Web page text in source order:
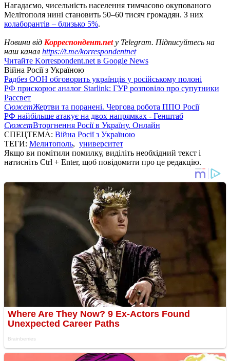
Нагадаємо, чисельність населення тимчасово окупованого
Мелітополя нині становить 50–60 тисяч громадян. З них
колаборантів – близько 5%.
Новини від Корреспондент.netу Telegram. Підписуйтесь на
наш канал https://t.me/korrespondentnet
Читайте Korrespondent.net в Google News
Війна Росії з Україною
Радбез ООН обговорить українців у російському полоні
РФ прискорює аналог Starlink: ГУР розповіло про супутники
Рассвет
СюжетЖертви та поранені. Чергова робота ППО Росії
РФ найбільше атакує на двох напрямках - Генштаб
СюжетВторгнення Росії в Україну. Онлайн
СПЕЦТЕМА: Війна Росії з Україною
ТЕГИ: Мелитополь, университет
Якщо ви помітили помилку, виділіть необхідний текст і
натисніть Ctrl + Enter, щоб повідомити про це редакцію.